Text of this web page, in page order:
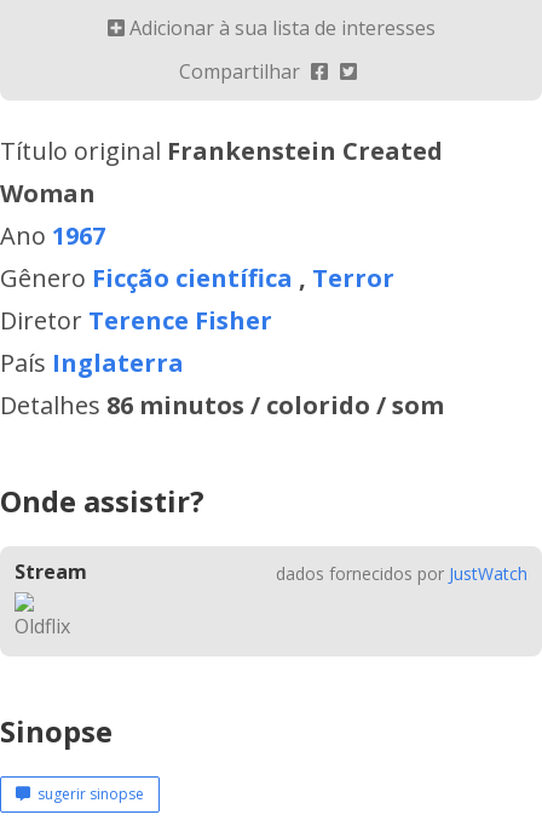
Adicionar à sua lista de interesses
Compartilhar
Título original Frankenstein Created
Woman
Ano 1967
Gênero Ficção científica , Terror
Diretor Terence Fisher
País Inglaterra
Detalhes 86 minutos / colorido / som
Onde assistir?
Stream dados fornecidos por JustWatch
Sinopse
sugerir sinopse